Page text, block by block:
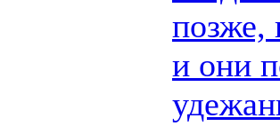
позже,
и они